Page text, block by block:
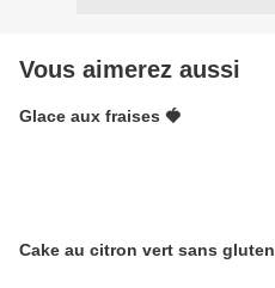
Vous aimerez aussi
Glace aux fraises 🍓
Cake au citron vert sans gluten